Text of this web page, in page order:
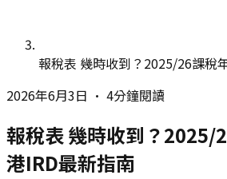
報稅表 幾時收到？2025/26課稅
2026年6月3日 • 4分鐘閱讀
報稅表 幾時收到？2025/
港IRD最新指南